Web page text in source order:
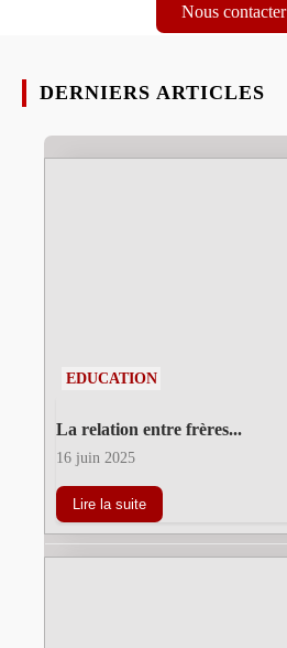
Nous contacter
DERNIERS ARTICLES
EDUCATION
La relation entre frères...
16 juin 2025
Lire la suite